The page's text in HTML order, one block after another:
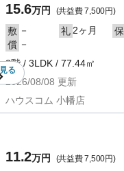
見る
15.6万円 (共益費 7,500円)
敷 － 礼 2ヶ月 保
償 －
2階 / 3LDK / 77.44㎡
2026/08/08 更新
ハウスコム 小幡店
11.2万円 (共益費 7,500円)